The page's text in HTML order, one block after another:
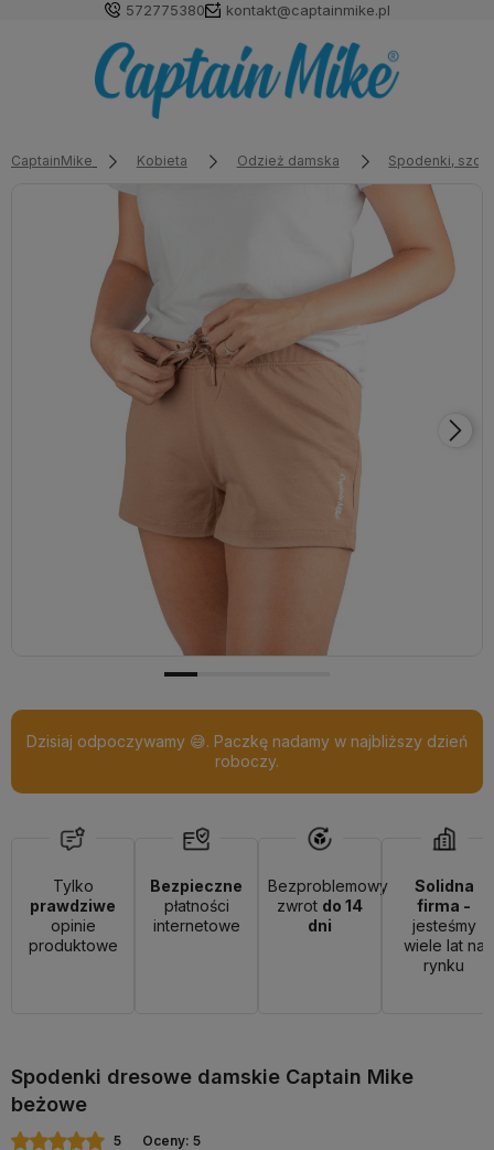
572775380 kontakt@captainmike.pl
CaptainMike Kobieta Odzież damska Spodenki,
Dzisiaj odpoczywamy 😅. Paczkę nadamy w najbliższy dzień
roboczy.
Tylko
prawdziwe
opinie
produktowe
Bezpieczne
płatności
internetowe
Bezproblemowy
zwrot do 14
dni
Solidna
firma -
jesteśmy
wiele lat na
rynku
Spodenki dresowe damskie Captain Mike
beżowe
5 Oceny: 5